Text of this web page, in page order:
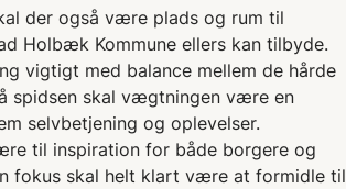
der også være plads og rum til
Holbæk Kommune ellers kan tilbyde.
vigtigt med balance mellem de hårde
spidsen skal vægtningen være en
selvbetjening og oplevelser.
til inspiration for både borgere og
fokus skal helt klart være at formidle til